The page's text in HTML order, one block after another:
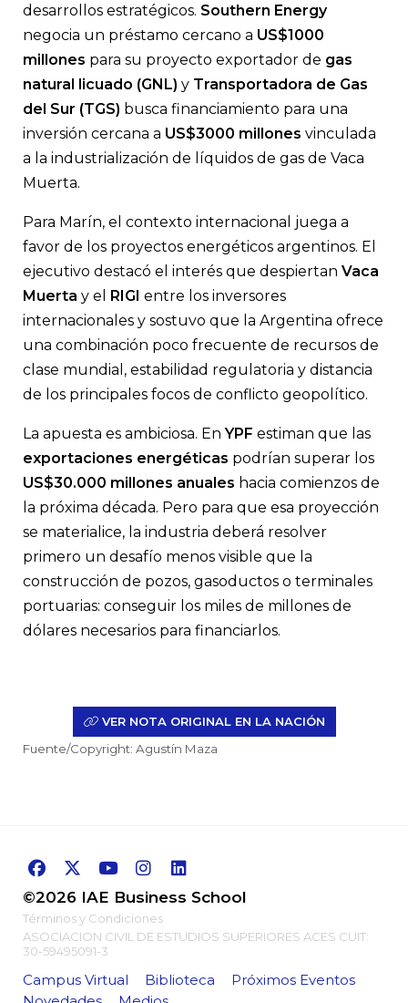
desarrollos estratégicos. Southern Energy
negocia un préstamo cercano a US$1000
millones para su proyecto exportador de gas
natural licuado (GNL) y Transportadora de Gas
del Sur (TGS) busca financiamiento para una
inversión cercana a US$3000 millones vinculada
a la industrialización de líquidos de gas de Vaca
Muerta.
Para Marín, el contexto internacional juega a
favor de los proyectos energéticos argentinos. El
ejecutivo destacó el interés que despiertan Vaca
Muerta y el RIGI entre los inversores
internacionales y sostuvo que la Argentina ofrece
una combinación poco frecuente de recursos de
clase mundial, estabilidad regulatoria y distancia
de los principales focos de conflicto geopolítico.
La apuesta es ambiciosa. En YPF estiman que las
exportaciones energéticas podrían superar los
US$30.000 millones anuales hacia comienzos de
la próxima década. Pero para que esa proyección
se materialice, la industria deberá resolver
primero un desafío menos visible que la
construcción de pozos, gasoductos o terminales
portuarias: conseguir los miles de millones de
dólares necesarios para financiarlos.
VER NOTA ORIGINAL EN LA NACIÓN
Fuente/Copyright: Agustín Maza
©2026 IAE Business School
Términos y Condiciones
ASOCIACION CIVIL DE ESTUDIOS SUPERIORES ACES CUIT:
30-59495091-3
Campus Virtual Biblioteca
Próximos Eventos